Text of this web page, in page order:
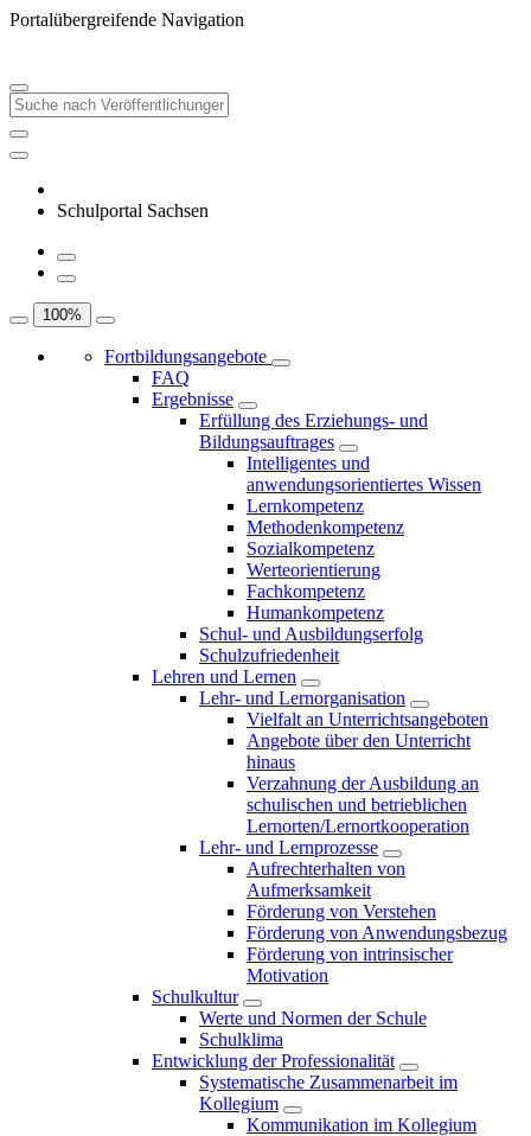
Portalübergreifende Navigation
Schulportal Sachsen
100%
Fortbildungsangebote
FAQ
Ergebnisse
Erfüllung des Erziehungs- und
Bildungsauftrages
Intelligentes und
anwendungsorientiertes Wissen
Lernkompetenz
Methodenkompetenz
Sozialkompetenz
Werteorientierung
Fachkompetenz
Humankompetenz
Schul- und Ausbildungserfolg
Schulzufriedenheit
Lehren und Lernen
Lehr- und Lernorganisation
Vielfalt an Unterrichtsangeboten
Angebote über den Unterricht
hinaus
Verzahnung der Ausbildung an
schulischen und betrieblichen
Lernorten/Lernortkooperation
Lehr- und Lernprozesse
Aufrechterhalten von
Aufmerksamkeit
Förderung von Verstehen
Förderung von Anwendungsbezug
Förderung von intrinsischer
Motivation
Schulkultur
Werte und Normen der Schule
Schulklima
Entwicklung der Professionalität
Systematische Zusammenarbeit im
Kollegium
Kommunikation im Kollegium